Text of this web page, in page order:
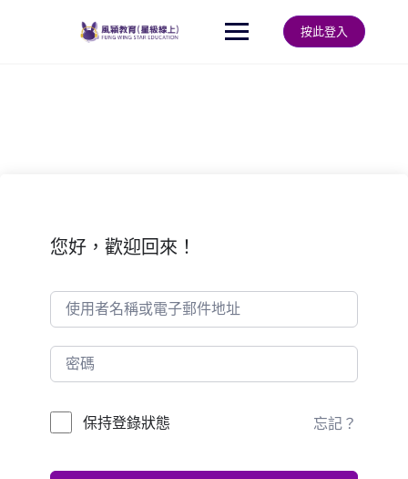
按此登入
您好，歡迎回來！
保持登錄狀態 忘記？